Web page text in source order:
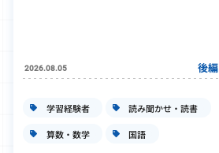
2026.08.05 後編
学習経験者 読み聞かせ・読書
算数・数学 国語